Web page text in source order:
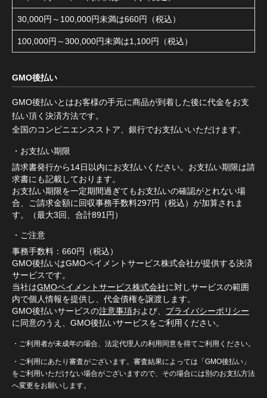
30,000円～100,000円未満は660円（税込）
100,000円～300,000円未満は1,100円（税込）
GMO後払い
GMO後払いとはお客様の手元に商品が到着した後に代金をお支
払い頂く決済方法です。
全国のコンビニエンスストア、銀行でお支払いいただけます。
お支払い期限
請求書発行から14日以内にお支払いください。お支払い期限は請
求書にも記載しております。
お支払い期限を一定期間過ぎてもお支払いの確認がとれない場
合、ご請求金額に回収事務手数料297円（税込）が加算されま
す。（最大3回、合計891円）
ご注意
事務手数料：660円（税込）
GMO後払いはGMOペイメントサービス株式会社が提供する決済
サービスです。
当社はGMOペイメントサービス株式会社に対しサービスの範囲
内で個人情報を提供し、代金債権を譲渡します。
GMO後払いサービスの注意事項および、 プライバシーポリシー
に同意のうえ、GMO後払いサービスをご利用ください。
・ご利用者が未成年の場合、法定代理人の利用同意を得てご利用ください。
・ご利用にあたり審査がございます。審査結果によっては「GMO後払い」
をご利用いただけない場合がございますので、その場合には別のお支払方法
へ変更をお願いします。